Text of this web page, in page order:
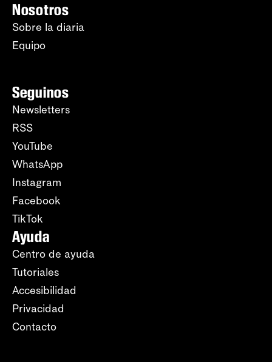
Nosotros
Sobre la diaria
Equipo
Seguinos
Newsletters
RSS
YouTube
WhatsApp
Instagram
Facebook
TikTok
Ayuda
Centro de ayuda
Tutoriales
Accesibilidad
Privacidad
Contacto